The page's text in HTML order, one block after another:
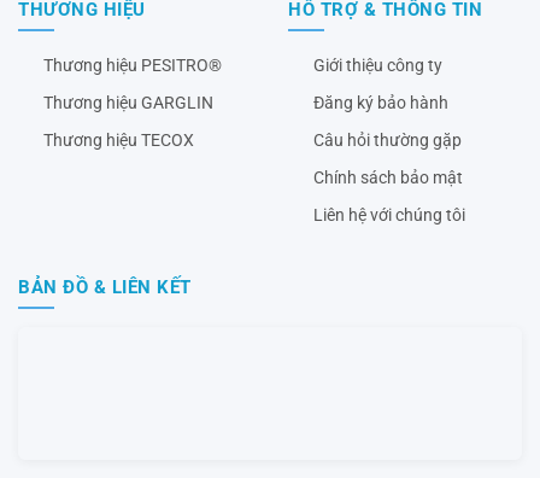
THƯƠNG HIỆU
Thương hiệu PESITRO®
Thương hiệu GARGLIN
Thương hiệu TECOX
HỖ TRỢ & THÔNG TIN
Giới thiệu công ty
Đăng ký bảo hành
Câu hỏi thường gặp
Chính sách bảo mật
Liên hệ với chúng tôi
BẢN ĐỒ & LIÊN KẾT